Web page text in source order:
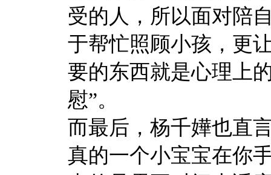
受的人，所以面对陪
于帮忙照顾小孩，更
要的东西就是心理上
慰”。
而最后，杨千嬅也直
真的一个小宝宝在你